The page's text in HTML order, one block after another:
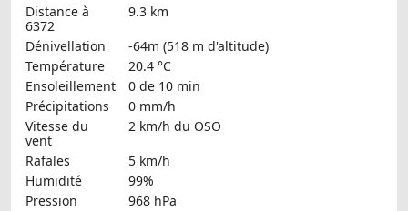
Distance à
6372
9.3 km
Dénivellation
-64m (518 m d'altitude)
Température
20.4 °C
Ensoleillement
0 de 10 min
Précipitations
0 mm/h
Vitesse du
vent
2 km/h du OSO
Rafales
5 km/h
Humidité
99%
Pression
968 hPa